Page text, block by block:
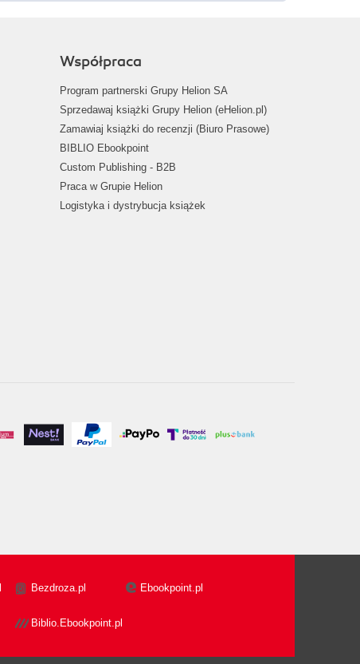
Współpraca
Program partnerski Grupy Helion SA
Sprzedawaj książki Grupy Helion (eHelion.pl)
Zamawiaj książki do recenzji (Biuro Prasowe)
BIBLIO Ebookpoint
Custom Publishing - B2B
Praca w Grupie Helion
Logistyka i dystrybucja książek
Bezdroza.pl Ebookpoint.pl
Biblio.Ebookpoint.pl